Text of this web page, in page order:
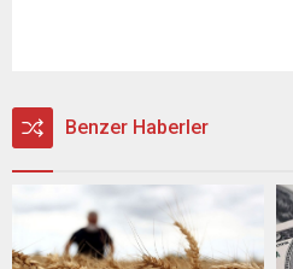
Benzer Haberler